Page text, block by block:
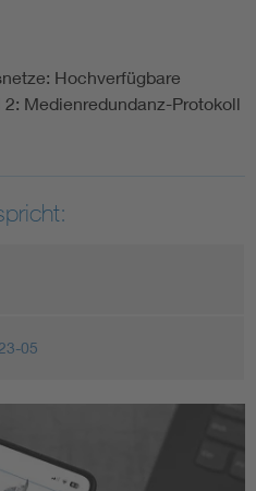
Hochverfügbare
Medienredundanz-Protokoll
05